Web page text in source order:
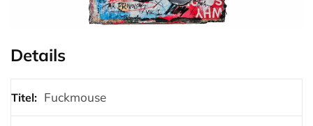
Details
Titel: Fuckmouse